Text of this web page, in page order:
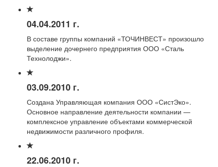
04.04.2011 г.
В составе группы компаний «ТОЧИНВЕСТ» произошло
выделение дочернего предприятия ООО «Сталь
Технолоджи».
03.09.2010 г.
Создана Управляющая компания ООО «СистЭко».
Основное направление деятельности компании —
комплексное управление объектами коммерческой
недвижимости различного профиля.
22.06.2010 г.